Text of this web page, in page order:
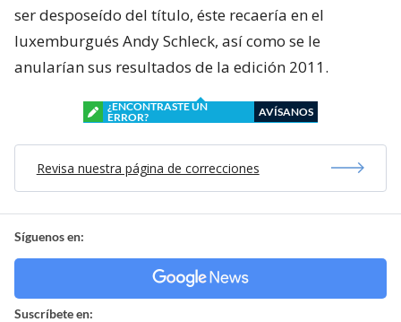
ser desposeído del título, éste recaería en el
luxemburgués Andy Schleck, así como se le
anularían sus resultados de la edición 2011.
¿ENCONTRASTE UN
ERROR?
AVÍSANOS
Revisa nuestra página de correcciones
Síguenos en:
Suscríbete en: